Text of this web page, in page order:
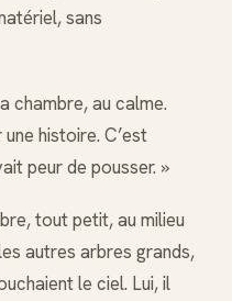
sans
chambre, au calme.
histoire. C’est
peur de pousser. »
tout petit, au milieu
autres arbres grands,
le ciel. Lui, il